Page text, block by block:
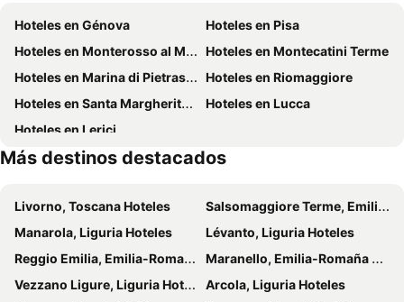
Hotel Punta Mesco
Hotel Baia di Levanto
Borgo di Vernazza
Borgo di Manarola
Lungomare Labonia - Cavi
Marina di Massa
Darsena
Hoteles en Génova
Hoteles en Pisa
Hoteles en Monterosso al Mare
Hoteles en Montecatini Terme
Hoteles en Marina di Pietrasanta
Hoteles en Riomaggiore
Hoteles en Santa Margherita Ligure
Hoteles en Lucca
Hoteles en Lerici
Más destinos destacados
Livorno, Toscana Hoteles
Salsomaggiore Terme, Emilia-Romaña Hoteles
Manarola, Liguria Hoteles
Lévanto, Liguria Hoteles
Reggio Emilia, Emilia-Romaña Hoteles
Maranello, Emilia-Romaña Hoteles
Vezzano Ligure, Liguria Hoteles
Arcola, Liguria Hoteles